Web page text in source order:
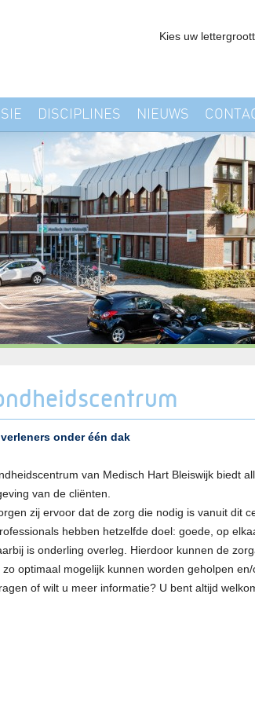
Kies uw
DISCIPLINES NIEUWS
onder één dak
van Medisch Hart Bleiswijk biedt
van de cliënten.
zij ervoor dat de zorg die nodig is vanuit dit
hebben hetzelfde doel: goede, op
is onderling overleg. Hierdoor kunnen de
zo optimaal mogelijk kunnen worden geholpen en/
of wilt u meer informatie? U bent altijd